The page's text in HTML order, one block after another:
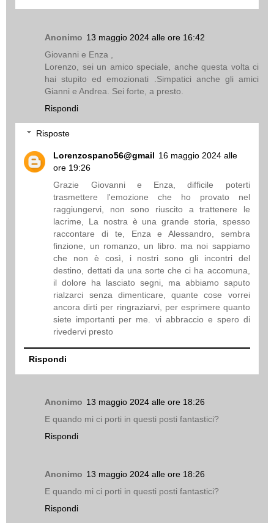
Anonimo 13 maggio 2024 alle ore 16:42
Giovanni e Enza ,
Lorenzo, sei un amico speciale, anche questa volta ci
hai stupito ed emozionati .Simpatici anche gli amici
Gianni e Andrea. Sei forte, a presto.
Rispondi
Risposte
Lorenzospano56@gmail 16 maggio 2024 alle
ore 19:26
Grazie Giovanni e Enza, difficile poterti
trasmettere l'emozione che ho provato nel
raggiungervi, non sono riuscito a trattenere le
lacrime, La nostra è una grande storia, spesso
raccontare di te, Enza e Alessandro, sembra
finzione, un romanzo, un libro. ma noi sappiamo
che non è così, i nostri sono gli incontri del
destino, dettati da una sorte che ci ha accomuna,
il dolore ha lasciato segni, ma abbiamo saputo
rialzarci senza dimenticare, quante cose vorrei
ancora dirti per ringraziarvi, per esprimere quanto
siete importanti per me. vi abbraccio e spero di
rivedervi presto
Rispondi
Anonimo 13 maggio 2024 alle ore 18:26
E quando mi ci porti in questi posti fantastici?
Rispondi
Anonimo 13 maggio 2024 alle ore 18:26
E quando mi ci porti in questi posti fantastici?
Rispondi